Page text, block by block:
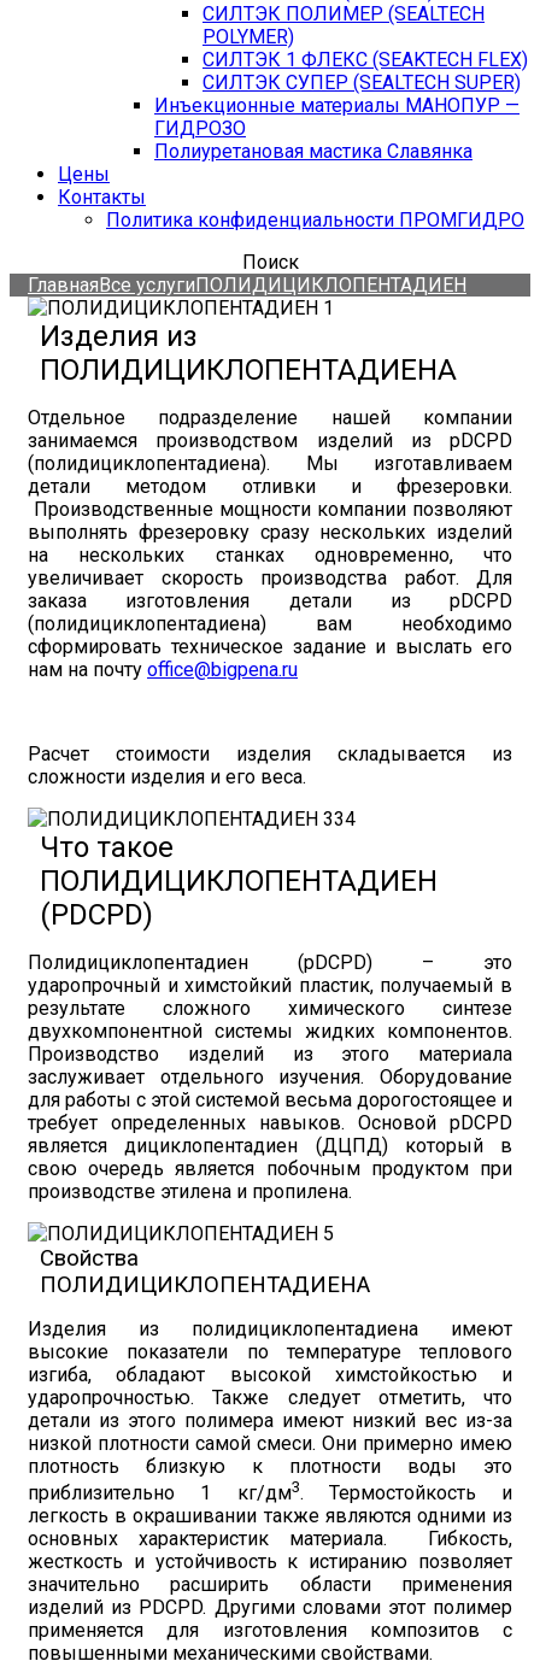
СИЛТЭК ПОЛИМЕР (SEALTECH
POLYMER)
СИЛТЭК 1 ФЛЕКС (SEAKTECH FLEX)
СИЛТЭК СУПЕР (SEALTECH SUPER)
Инъекционные материалы МАНОПУР —
ГИДРОЗО
Полиуретановая мастика Славянка
Цены
Контакты
Политика конфиденциальности ПРОМГИДРО
Поиск
ГлавнаяВсе услугиПОЛИДИЦИКЛОПЕНТАДИЕН
Изделия из
ПОЛИДИЦИКЛОПЕНТАДИЕНА
Отдельное подразделение нашей компании
занимаемся производством изделий из pDCPD
(полидициклопентадиена). Мы изготавливаем
детали методом отливки и фрезеровки.
Производственные мощности компании позволяют
выполнять фрезеровку сразу нескольких изделий
на нескольких станках одновременно, что
увеличивает скорость производства работ. Для
заказа изготовления детали из pDCPD
(полидициклопентадиена) вам необходимо
сформировать техническое задание и выслать его
нам на почту office@bigpena.ru
Расчет стоимости изделия складывается из
сложности изделия и его веса.
Что такое
ПОЛИДИЦИКЛОПЕНТАДИЕН
(PDCPD)
Полидициклопентадиен (pDCPD) – это
ударопрочный и химстойкий пластик, получаемый в
результате сложного химического синтезе
двухкомпонентной системы жидких компонентов.
Производство изделий из этого материала
заслуживает отдельного изучения. Оборудование
для работы с этой системой весьма дорогостоящее и
требует определенных навыков. Основой pDCPD
является дициклопентадиен (ДЦПД) который в
свою очередь является побочным продуктом при
производстве этилена и пропилена.
Свойства
ПОЛИДИЦИКЛОПЕНТАДИЕНА
Изделия из полидициклопентадиена имеют
высокие показатели по температуре теплового
изгиба, обладают высокой химстойкостью и
ударопрочностью. Также следует отметить, что
детали из этого полимера имеют низкий вес из-за
низкой плотности самой смеси. Они примерно имею
плотность близкую к плотности воды это
приблизительно 1 кг/дм3. Термостойкость и
легкость в окрашивании также являются одними из
основных характеристик материала. Гибкость,
жесткость и устойчивость к истиранию позволяет
значительно расширить области применения
изделий из PDCPD. Другими словами этот полимер
применяется для изготовления композитов с
повышенными механическими свойствами.